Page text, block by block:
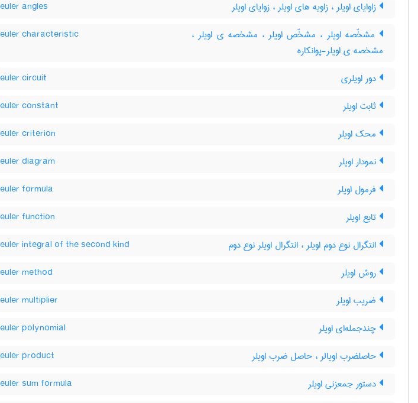
زاوایای اویلر ، زاویه های اویلر ، زوایای اویلر euler angles
مشخّصه اویلر ، مشخّص اویلر ، مشخصه ی اویلر ،
‌مشخصه ی اویلر-پوانکاره
euler characteristic
دور اویلری euler circuit
ثابت اویلر euler constant
محک اویلر euler criterion
نمودار اویلر euler diagram
فرمول اویلر euler formula
تابع اویلر euler function
انتگرال نوع دوم اویلر ، انتگرال اویلر نوع دوم euler integral of the second kind
روش اویلر euler method
ضریب اویلر euler multiplier
چندجمله‌ای اویلر euler polynomial
حاصلضرب اویالر ، حاصل ضرب اویلر euler product
دستور جمعزنی اویلر euler sum formula